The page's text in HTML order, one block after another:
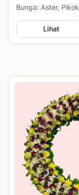
Bunga: Aster, Pikok
Lihat